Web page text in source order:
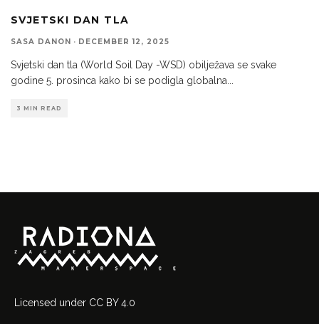
SVJETSKI DAN TLA
SASA DANON · DECEMBER 12, 2025
Svjetski dan tla (World Soil Day -WSD) obilježava se svake
godine 5. prosinca kako bi se podigla globalna
3 MIN READ
Licensed under CC BY 4.0